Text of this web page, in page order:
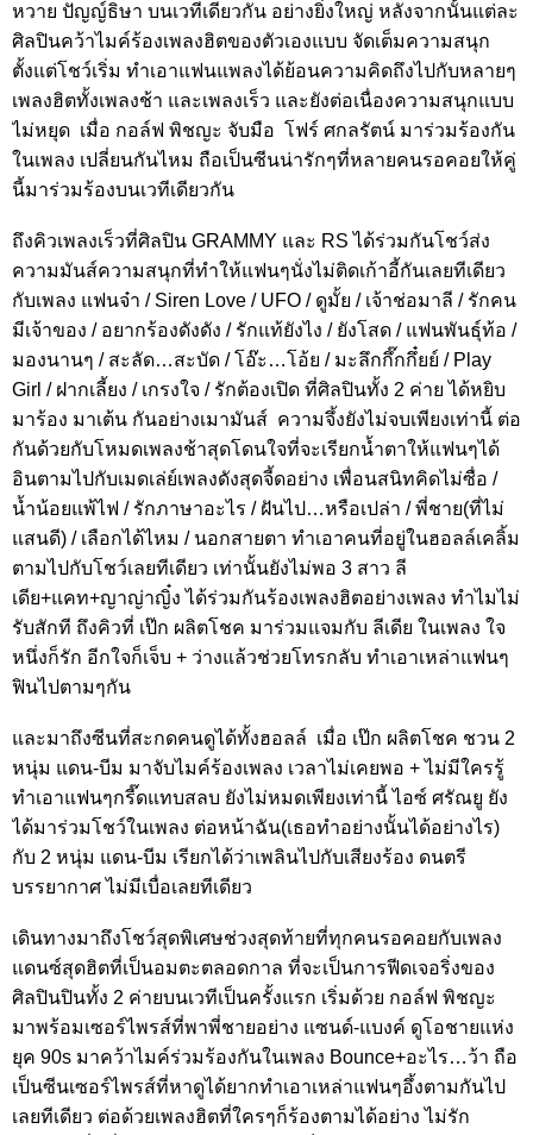
หวาย ปัญญ์ธิษา บนเวทีเดียวกัน อย่างยิ่งใหญ่ หลังจากนั้นแต่ละ
ศิลปินคว้าไมค์ร้องเพลงฮิตของตัวเองแบบ จัดเต็มความสนุก
ตั้งแต่โชว์เริ่ม ทำเอาแฟนแพลงได้ย้อนความคิดถึงไปกับหลายๆ
เพลงฮิตทั้งเพลงช้า และเพลงเร็ว และยังต่อเนื่องความสนุกแบบ
ไม่หยุด เมื่อ กอล์ฟ พิชญะ จับมือ โฟร์ ศกลรัตน์ มาร่วมร้องกัน
ในเพลง เปลี่ยนกันไหม ถือเป็นซีนน่ารักๆที่หลายคนรอคอยให้คู่
นี้มาร่วมร้องบนเวทีเดียวกัน
ถึงคิวเพลงเร็วที่ศิลปิน GRAMMY และ RS ได้ร่วมกันโชว์ส่ง
ความมันส์ความสนุกที่ทำให้แฟนๆนั่งไม่ติดเก้าอี้กันเลยทีเดียว
กับเพลง แฟนจ๋า / Siren Love / UFO / ดูมั้ย / เจ้าช่อมาลี / รักคน
มีเจ้าของ / อยากร้องดังดัง / รักแท้ยังไง / ยังโสด / แฟนพันธุ์ท้อ /
มองนานๆ / สะลัด…สะบัด / โอ๊ะ…โอ้ย / มะลึกกึ๊กกึ๋ยย์ / Play
Girl / ฝากเลี้ยง / เกรงใจ / รักต้องเปิด ที่ศิลปินทั้ง 2 ค่าย ได้หยิบ
มาร้อง มาเต้น กันอย่างเมามันส์ ความจึ้งยังไม่จบเพียงเท่านี้ ต่อ
กันด้วยกับโหมดเพลงช้าสุดโดนใจที่จะเรียกน้ำตาให้แฟนๆได้
อินตามไปกับเมดเล่ย์เพลงดังสุดจี้ดอย่าง เพื่อนสนิทคิดไม่ซื่อ /
น้ำน้อยแพ้ไฟ / รักภาษาอะไร / ฝันไป…หรือเปล่า / พี่ชาย(ที่ไม่
แสนดี) / เลือกได้ไหม / นอกสายตา ทำเอาคนที่อยู่ในฮอลล์เคลิ้ม
ตามไปกับโชว์เลยทีเดียว เท่านั้นยังไม่พอ 3 สาว ลี
เดีย+แคท+ญาญ่าญิ๋ง ได้ร่วมกันร้องเพลงฮิตอย่างเพลง ทำไมไม่
รับสักที ถึงคิวที่ เป๊ก ผลิตโชค มาร่วมแจมกับ ลีเดีย ในเพลง ใจ
หนึ่งก็รัก อีกใจก็เจ็บ + ว่างแล้วช่วยโทรกลับ ทำเอาเหล่าแฟนๆ
ฟินไปตามๆกัน
และมาถึงซีนที่สะกดคนดูได้ทั้งฮอลล์ เมื่อ เป๊ก ผลิตโชค ชวน 2
หนุ่ม แดน-บีม มาจับไมค์ร้องเพลง เวลาไม่เคยพอ + ไม่มีใครรู้
ทำเอาแฟนๆกรี๊ดแทบสลบ ยังไม่หมดเพียงเท่านี้ ไอซ์ ศรัณยู ยัง
ได้มาร่วมโชว์ในเพลง ต่อหน้าฉัน(เธอทำอย่างนั้นได้อย่างไร)
กับ 2 หนุ่ม แดน-บีม เรียกได้ว่าเพลินไปกับเสียงร้อง ดนตรี
บรรยากาศ ไม่มีเบื่อเลยทีเดียว
เดินทางมาถึงโชว์สุดพิเศษช่วงสุดท้ายที่ทุกคนรอคอยกับเพลง
แดนซ์สุดฮิตที่เป็นอมตะตลอดกาล ที่จะเป็นการฟีดเจอริ่งของ
ศิลปินปินทั้ง 2 ค่ายบนเวทีเป็นครั้งแรก เริ่มด้วย กอล์ฟ พิชญะ
มาพร้อมเซอร์ไพรส์ที่พาพี่ชายอย่าง แซนด์-แบงค์ ดูโอชายแห่ง
ยุค 90s มาคว้าไมค์ร่วมร้องกันในเพลง Bounce+อะไร…ว้า ถือ
เป็นซีนเซอร์ไพรส์ที่หาดูได้ยากทำเอาเหล่าแฟนๆอึ้งตามกันไป
เลยทีเดียว ต่อด้วยเพลงฮิตที่ใครๆก็ร้องตามได้อย่าง ไม่รัก